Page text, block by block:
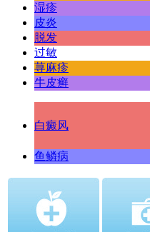
湿疹
皮炎
脱发
过敏
荨麻疹
牛皮癣
白癜风
鱼鳞病